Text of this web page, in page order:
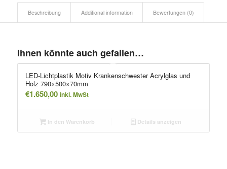
Beschreibung Additional information Bewertungen (0)
Ihnen könnte auch gefallen…
LED-Lichtplastik Motiv Krankenschwester Acrylglas und
Holz 790×500×70mm
€1.650,00 inkl. MwSt
In den Warenkorb Details anzeigen